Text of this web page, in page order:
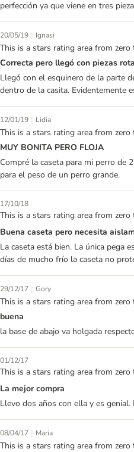
perfección ya que viene en tres
20/05/19 | Ignasi
This is a stars rating area from zero
Correcta pero llegó con piezas
Llegó con el esquinero de la parte
dentro de la casita. Evidentemente
12/01/19 | Lidia
This is a stars rating area from zero
MUY BONITA PERO FLOJA
Compré la caseta para mi perro de
para el peso de un perro grande.
17/10/18
This is a stars rating area from zero
Buena caseta pero necesita
La caseta está bien. La única pega
días de mucho frío la caseta no
29/12/17 | Gory
This is a stars rating area from zero
buena
la base de abajo va holgada
01/12/17
This is a stars rating area from zero
La mejor compra
Llevo dos años con ella y es
08/04/17 | Maria
This is a stars rating area from zero